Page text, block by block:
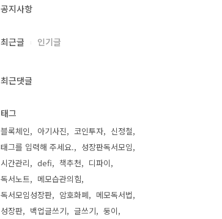
공지사항
최근글 인기글
최근댓글
태그
블록체인 아기사진 코인투자
신정철
태그를 입력해 주세요.
성장판독서모임
시간관리
defi 책추천
디파이
독서노트
메모습관의힘
독서모임성장판
암호화폐
메모독서법
성장판
백업글쓰기 글쓰기
둥이